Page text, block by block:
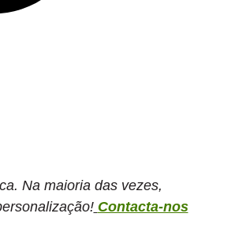
Na maioria das vezes,
Contacta-nos